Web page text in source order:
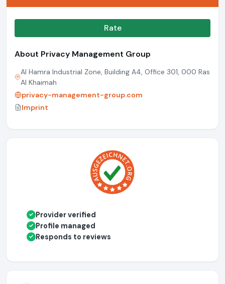
Rate
About Privacy Management Group
Al Hamra Industrial Zone, Building A4, Office 301, 000 Ras
Al Khaimah
privacy-management-group.com
Imprint
✓ Provider verified
✓ Profile managed
✓ Responds to reviews